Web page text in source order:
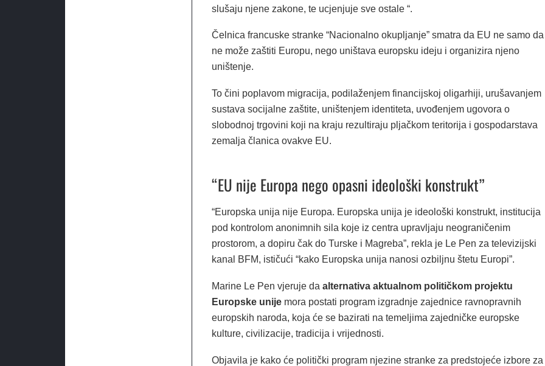
slušaju njene zakone, te ucjenjuje sve ostale “.
Čelnica francuske stranke “Nacionalno okupljanje” smatra da EU ne samo da
ne može zaštiti Europu, nego uništava europsku ideju i organizira njeno
uništenje.
To čini poplavom migracija, podilaženjem financijskoj oligarhiji, urušavanjem
sustava socijalne zaštite, uništenjem identiteta, uvođenjem ugovora o
slobodnoj trgovini koji na kraju rezultiraju pljačkom teritorija i gospodarstava
zemalja članica ovakve EU.
“EU nije Europa nego opasni ideološki konstrukt”
“Europska unija nije Europa. Europska unija je ideološki konstrukt, institucija
pod kontrolom anonimnih sila koje iz centra upravljaju neograničenim
prostorom, a dopiru čak do Turske i Magreba”, rekla je Le Pen za televizijski
kanal BFM, ističući “kako Europska unija nanosi ozbiljnu štetu Europi”.
Marine Le Pen vjeruje da alternativa aktualnom političkom projektu
Europske unijemora postati program izgradnje zajednice ravnopravnih
europskih naroda, koja će se bazirati na temeljima zajedničke europske
kulture, civilizacije, tradicija i vrijednosti.
Objavila je kako će politički program njezine stranke za predstojeće izbore za